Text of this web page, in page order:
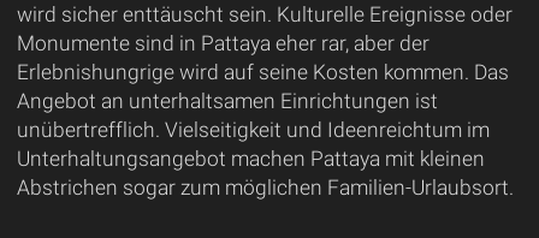
wird sicher enttäuscht sein. Kulturelle Ereignisse oder
Monumente sind in Pattaya eher rar, aber der
Erlebnishungrige wird auf seine Kosten kommen. Das
Angebot an unterhaltsamen Einrichtungen ist
unübertrefflich. Vielseitigkeit und Ideenreichtum im
Unterhaltungsangebot machen Pattaya mit kleinen
Abstrichen sogar zum möglichen Familien-Urlaubsort.